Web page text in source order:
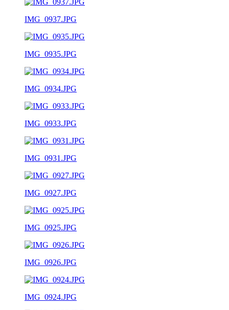
IMG_0937.JPG
IMG_0935.JPG
IMG_0934.JPG
IMG_0933.JPG
IMG_0931.JPG
IMG_0927.JPG
IMG_0925.JPG
IMG_0926.JPG
IMG_0924.JPG